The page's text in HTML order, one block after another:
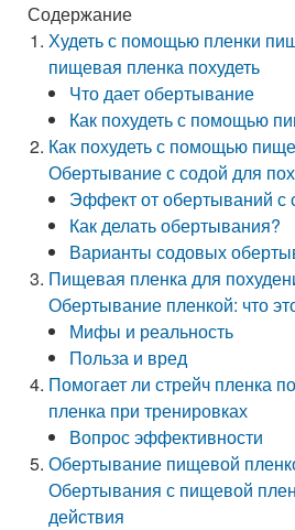
Содержание
Худеть с помощью пленки
пищевая пленка похудеть
Что дает обертывание­
Как похудеть с помощью
Как похудеть с помощью
Обертывание с содой для
Эффект от обертываний с
Как делать обертывания?
Варианты содовых
Пищевая пленка для
Обертывание пленкой: что
Мифы и реальность
Польза и вред
Помогает ли стрейч пленка
пленка при тренировках
Вопрос эффективности
Обертывание пищевой
Обертывания с пищевой
действия